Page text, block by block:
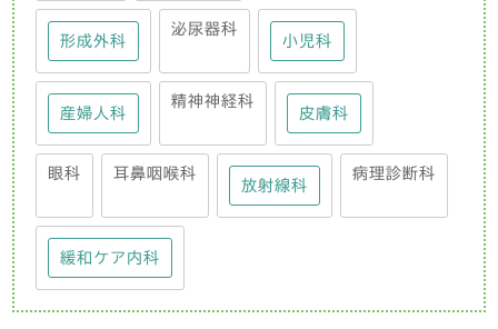
形成外科
泌尿器科
小児科
産婦人科
精神神経科
皮膚科
眼科 耳鼻咽喉科
放射線科
病理診断科
緩和ケア内科